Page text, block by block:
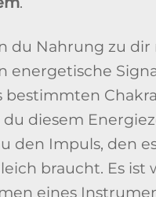
du Nahrung zu dir
energetische
bestimmten
du diesem
den Impuls, den
braucht. Es ist
eines